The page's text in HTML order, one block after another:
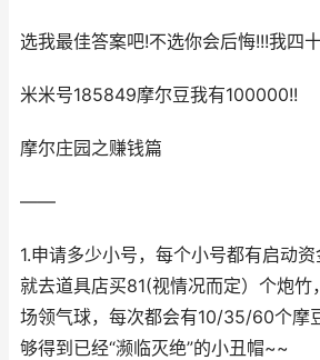
选我最佳答案吧!不选你会后悔!!!我四
米米号185849摩尔豆我有100000!!
摩尔庄园之赚钱篇
——
1.申请多少小号，每个小号都有启动
就去道具店买81(视情况而定）个炮竹
场领气球，每次都会有10/35/60个摩
够得到已经“濒临灭绝”的小丑帽~~